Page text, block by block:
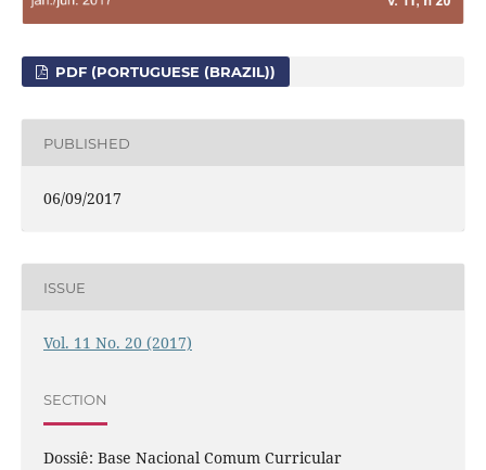
PDF (PORTUGUESE (BRAZIL))
PUBLISHED
06/09/2017
ISSUE
Vol. 11 No. 20 (2017)
SECTION
Dossiê: Base Nacional Comum Curricular